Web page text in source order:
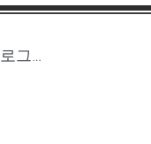
로그인